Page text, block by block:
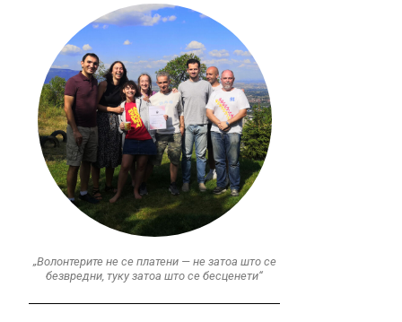
„Волонтерите не се платени — не затоа што се
безвредни, туку затоа што се бесценети“